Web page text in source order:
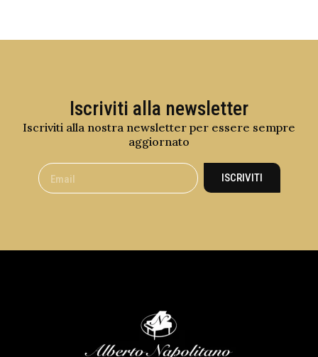
Iscriviti alla newsletter
Iscriviti alla nostra newsletter per essere sempre
aggiornato
ISCRIVITI